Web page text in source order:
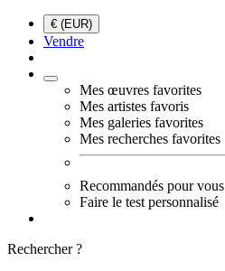
€ (EUR)
Vendre
Mes œuvres favorites
Mes artistes favoris
Mes galeries favorites
Mes recherches favorites
Recommandés pour vous
Faire le test personnalisé
Rechercher ?